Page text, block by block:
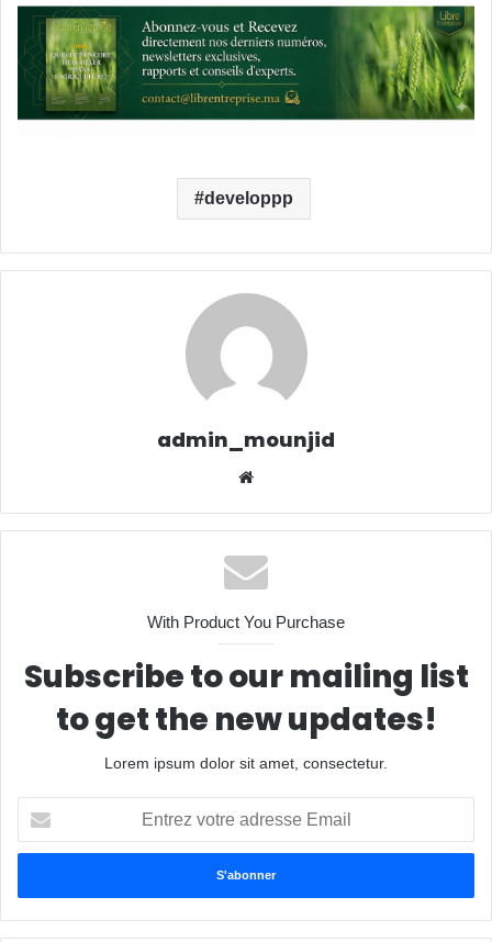
developpp
admin_mounjid
With Product You Purchase
Subscribe to our mailing list
to get the new updates!
Lorem ipsum dolor sit amet, consectetur.
votre
adresse